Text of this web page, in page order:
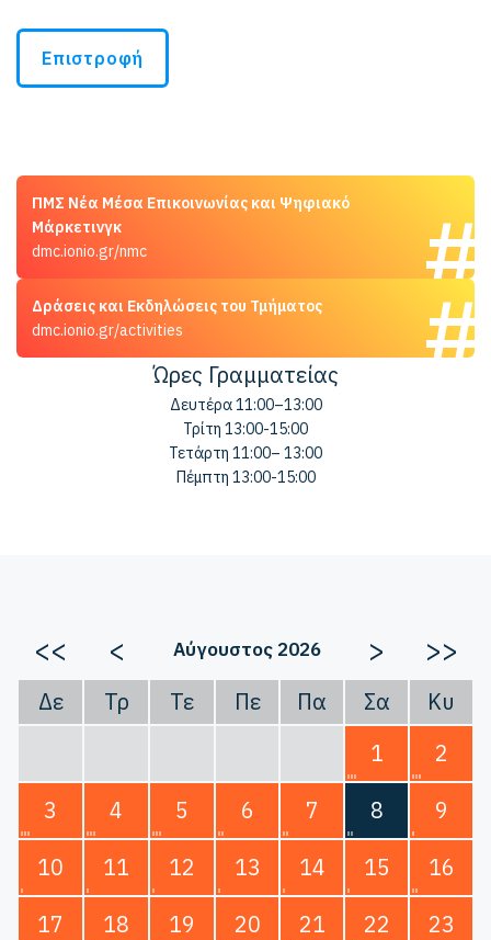
Επιστροφή
ΠΜΣ Νέα Μέσα Επικοινωνίας και Ψηφιακό
Μάρκετινγκ
dmc.ionio.gr/nmc
Δράσεις και Εκδηλώσεις του Τμήματος
dmc.ionio.gr/activities
Ώρες Γραμματείας
Δευτέρα 11:00–13:00
Τρίτη 13:00-15:00
Τετάρτη 11:00– 13:00
Πέμπτη 13:00-15:00
<< < Αύγουστος 2026 > >>
Δε Τρ Τε Πε Πα Σα
Κυ
1
2
3
4 5 6 7 8
9
10
11 12 13 14 15
16
17
18 19 20 21 22
23